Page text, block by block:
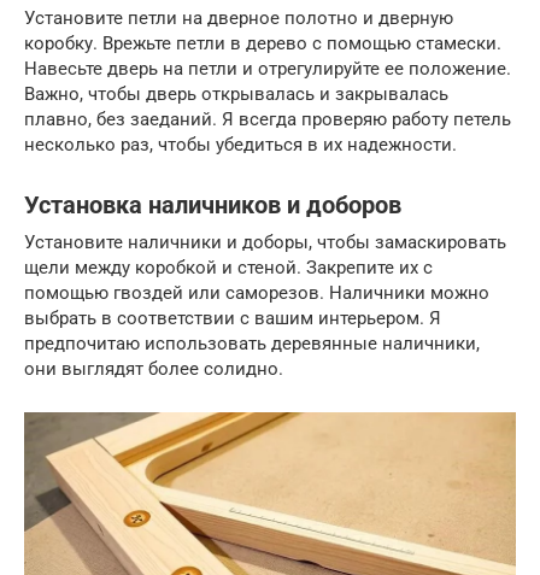
Установите петли на дверное полотно и дверную
коробку. Врежьте петли в дерево с помощью стамески.
Навесьте дверь на петли и отрегулируйте ее положение.
Важно, чтобы дверь открывалась и закрывалась
плавно, без заеданий. Я всегда проверяю работу петель
несколько раз, чтобы убедиться в их надежности.
Установка наличников и доборов
Установите наличники и доборы, чтобы замаскировать
щели между коробкой и стеной. Закрепите их с
помощью гвоздей или саморезов. Наличники можно
выбрать в соответствии с вашим интерьером. Я
предпочитаю использовать деревянные наличники,
они выглядят более солидно.